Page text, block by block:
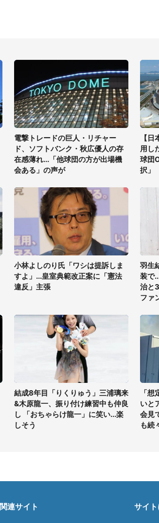
電撃トレードの巨人・リチャー
ド、ソフトバンク・秋広優人の存
在感薄れ...「他球団の方が出場機
会ある」の声が
【
用し
球団
択」
小林よしのり氏「ワシは提訴しま
すよ」...皇室典範改正案に「憲法
違反」主張
羽生
装で
治と
ファ
結成8年目「りくりゅう」三浦璃来
&木原龍一、振り付け練習中も仲良
し 「おちゃらけ龍一」に笑い...楽
しそう
「
いと
会見
も続
関連サイト サイ